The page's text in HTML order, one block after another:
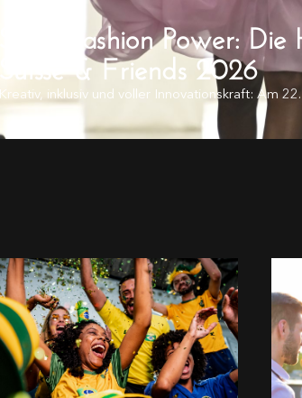
Swiss Fashion Power:
Suisse & Friends 2026
Kreativ, inklusiv und voller Innovationskraft: Am